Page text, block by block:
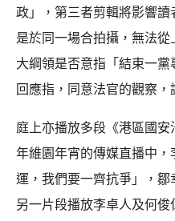
政」，第三者剪輯將影響
是於同一場合拍攝，無法
大綱領是否意指「結束一
回應指，同意法官的觀察
庭上亦播放多段《港區國
年維園年宵的傳媒直播中
運，我們要一齊抗爭」，鄒
另一片段播放李卓人及何